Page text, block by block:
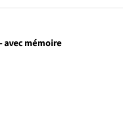
avec mémoire